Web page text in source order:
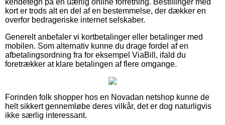
kort er trods alt en del af en bestemmelse, der dækker en
overfor bedrageriske internet selskaber.
Generelt anbefaler vi kortbetalinger eller betalinger med
mobilen. Som alternativ kunne du drage fordel af en
afbetalingsordning fra for eksempel ViaBill, ifald du
foretrækker at klare betalingen af flere omgange.
Forinden folk shopper hos en Novadan netshop kunne de
helt sikkert gennemløbe deres vilkår, det er dog naturligvis
ikke særlig interessant.